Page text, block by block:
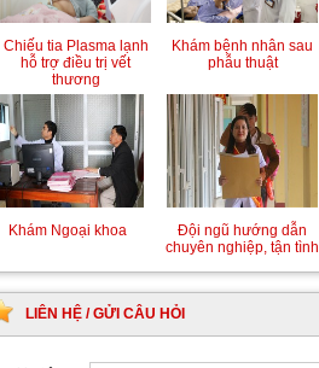
Chiếu tia Plasma lạnh
hỗ trợ điều trị vết
thương
Khám bệnh nhân sau
phẫu thuật
Khám Ngoại khoa
Đội ngũ hướng dẫn
chuyên nghiệp, tận tình
LIÊN HỆ / GỬI CÂU HỎI